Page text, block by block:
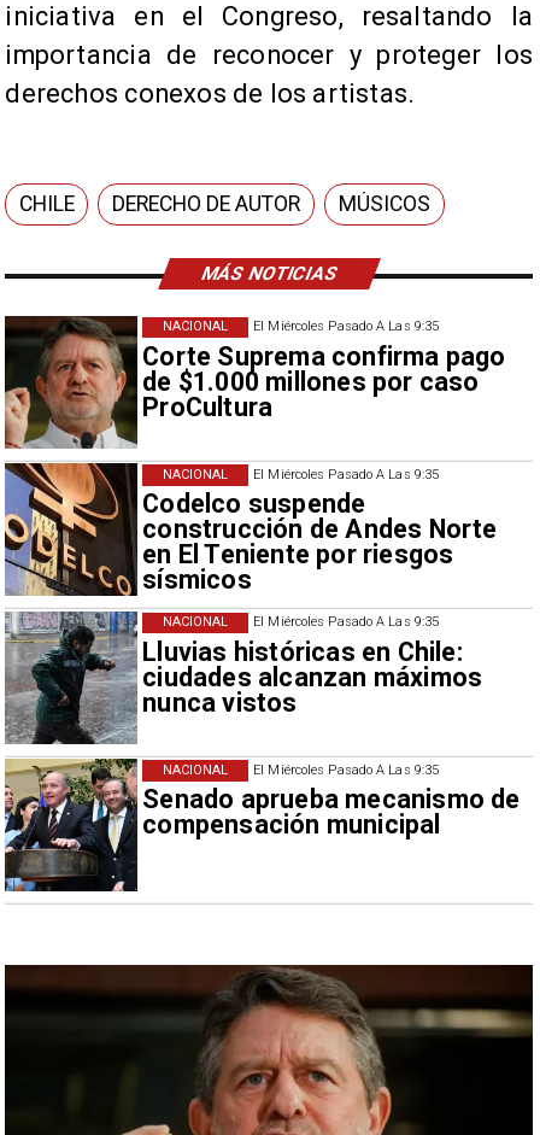
MÁS NOTICIAS
El Miércoles Pasado A Las 9:35
Corte Suprema confirma pago
de $1.000 millones por caso
ProCultura
NACIONAL
El Miércoles Pasado A Las 9:35
Codelco suspende
construcción de Andes Norte
en El Teniente por riesgos
sísmicos
NACIONAL
El Miércoles Pasado A Las 9:35
Lluvias históricas en Chile:
ciudades alcanzan máximos
nunca vistos
NACIONAL
El Miércoles Pasado A Las 9:35
Senado aprueba mecanismo de
compensación municipal
NACIONAL
iniciativa en el Congreso, resaltando la
importancia de reconocer y proteger los
derechos conexos de los artistas.
CHILE DERECHO DE AUTOR MÚSICOS